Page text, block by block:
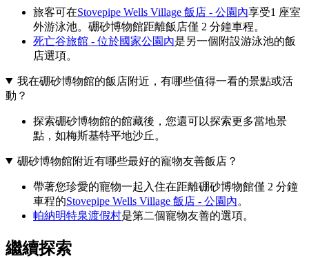
旅客可在Stovepipe Wells Village 飯店 - 公園內享受1 座室
外游泳池。硼砂博物館距離飯店僅 2 分鐘車程。
死亡谷旅館 - 位於國家公園內是另一個附設游泳池的飯
店選項。
我在硼砂博物館的飯店附近，有哪些值得一看的景點或活
動？
探索硼砂博物館的館藏後，您還可以探索更多當地景
點，如梅斯基特平地沙丘。
硼砂博物館附近有哪些最好的寵物友善飯店？
帶著您珍愛的寵物一起入住在距離硼砂博物館僅 2 分鐘
車程的Stovepipe Wells Village 飯店 - 公園內。
帕納明特泉渡假村是第二個寵物友善的選項。
繼續探索